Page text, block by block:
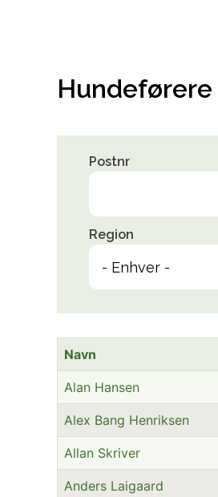
Hundeførere
Postnr
Region
Navn
Alan Hansen
Alex Bang Henriksen
Allan Skriver
Anders Laigaard